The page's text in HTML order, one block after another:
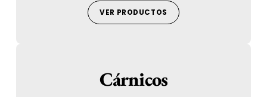
VER PRODUCTOS
Cárnicos